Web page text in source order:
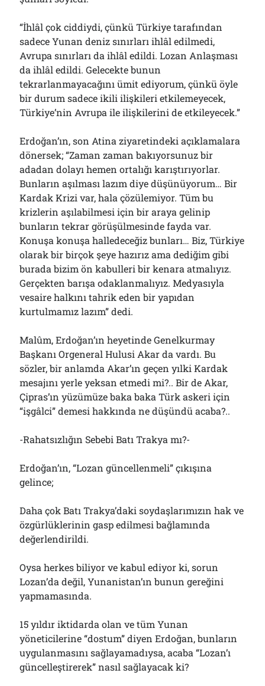
“İhlâl çok ciddiydi, çünkü Türkiye tarafından
sadece Yunan deniz sınırları ihlâl edilmedi,
Avrupa sınırları da ihlâl edildi. Lozan Anlaşması
da ihlâl edildi. Gelecekte bunun
tekrarlanmayacağını ümit ediyorum, çünkü öyle
bir durum sadece ikili ilişkileri etkilemeyecek,
Türkiye’nin Avrupa ile ilişkilerini de etkileyecek.”
Erdoğan’ın, son Atina ziyaretindeki açıklamalara
dönersek; “Zaman zaman bakıyorsunuz bir
adadan dolayı hemen ortalığı karıştırıyorlar.
Bunların aşılması lazım diye düşünüyorum… Bir
Kardak Krizi var, hala çözülemiyor. Tüm bu
krizlerin aşılabilmesi için bir araya gelinip
bunların tekrar görüşülmesinde fayda var.
Konuşa konuşa halledeceğiz bunları… Biz, Türkiye
olarak bir birçok şeye hazırız ama dediğim gibi
burada bizim ön kabulleri bir kenara atmalıyız.
Gerçekten barışa odaklanmalıyız. Medyasıyla
vesaire halkını tahrik eden bir yapıdan
kurtulmamız lazım” dedi.
Malûm, Erdoğan’ın heyetinde Genelkurmay
Başkanı Orgeneral Hulusi Akar da vardı. Bu
sözler, bir anlamda Akar’ın geçen yılki Kardak
mesajını yerle yeksan etmedi mi?.. Bir de Akar,
Çipras’ın yüzümüze baka baka Türk askeri için
“işgâlci” demesi hakkında ne düşündü acaba?..
-Rahatsızlığın Sebebi Batı Trakya mı?-
Erdoğan’ın, “Lozan güncellenmeli” çıkışına
gelince;
Daha çok Batı Trakya’daki soydaşlarımızın hak ve
özgürlüklerinin gasp edilmesi bağlamında
değerlendirildi.
Oysa herkes biliyor ve kabul ediyor ki, sorun
Lozan’da değil, Yunanistan’ın bunun gereğini
yapmamasında.
15 yıldır iktidarda olan ve tüm Yunan
yöneticilerine “dostum” diyen Erdoğan, bunların
uygulanmasını sağlayamadıysa, acaba “Lozan’ı
güncelleştirerek” nasıl sağlayacak ki?